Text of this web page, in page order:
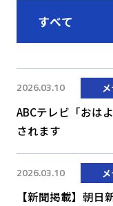
2026.03.10
ABCテレビ「おは
されます
2026.03.10
【新聞掲載】朝